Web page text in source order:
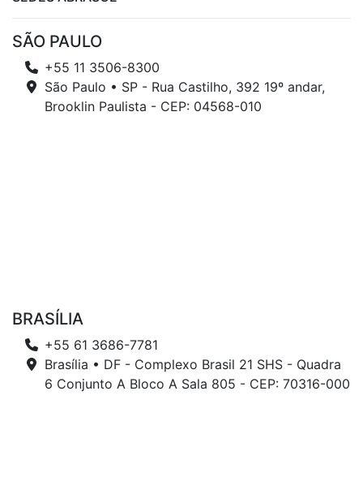
SÃO PAULO
+55 11 3506-8300
São Paulo • SP - Rua Castilho, 392 19º andar,
Brooklin Paulista - CEP: 04568-010
BRASÍLIA
+55 61 3686-7781
Brasília • DF - Complexo Brasil 21 SHS - Quadra
6 Conjunto A Bloco A Sala 805 - CEP: 70316-000